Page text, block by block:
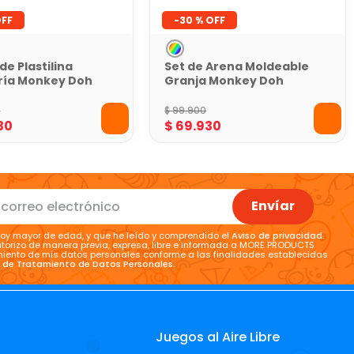
Plastilina
Monkey Doh
-30 %
Set de Arena Moldeable
Granja Monkey Doh
$99.900
$ 69.930
Envíar
mayor de edad, y que he leído y comprendido elAviso de privacidad.
de manera previa, expresa, libre e informada a MORE PRODUCTS
de mis datos personales conforme a las finalidades establecidas
Tratamiento de Datos Personales.
Juegos al Aire Libre